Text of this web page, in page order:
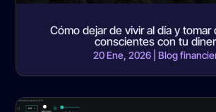
Cómo dejar de vivir al día y tomar
conscientes con tu
20 Ene, 2026| Blog